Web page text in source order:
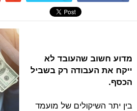
מדוע חשוב שהעובד לא
ייקח את העבודה רק בשביל
הכסף.
בין יתר השיקולים של מועמד